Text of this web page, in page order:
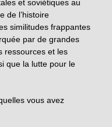
et soviétiques au
de l’histoire
similitudes frappantes
par de grandes
ressources et les
que la lutte pour le
vous avez